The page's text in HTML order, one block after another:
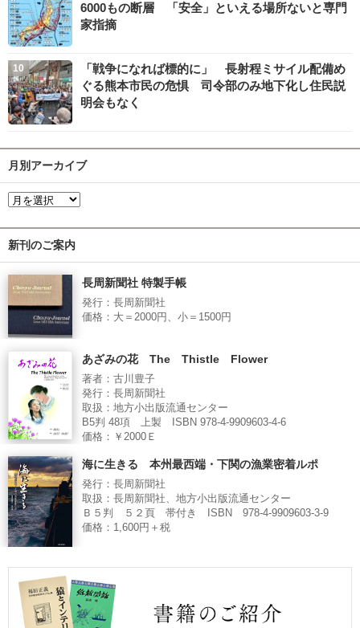
6000もの断層 「安全」といえる場所ないと専門
家指摘
「戦争になれば標的に」 長射程ミサイル配備め
ぐる熊本市民の危惧 司令部のみ地下化し住民説
明会もなく
月別アーカイブ
新刊のご案内
長周新聞社 特製手帳
発行：長周新聞社
価格：大＝2000円、小＝1500円
あざみの花 The Thistle Flower
著者：古川豊子
発行：長周新聞社
取扱：地方小出版流通センター
B5判 48項 上製 ISBN 978-4-9909603-4-6
価格：￥2000Ｅ
海に生きる 本州最西端・下関の漁業密着ルポ
発行：長周新聞社
取扱：長周新聞社、地方小出版流通センター
Ｂ５判 ５２頁 帯付き ISBN 978-4-9909603-3-9
価格：1,600円＋税